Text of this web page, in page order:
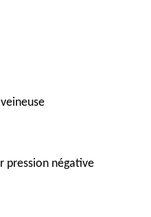
pression négative